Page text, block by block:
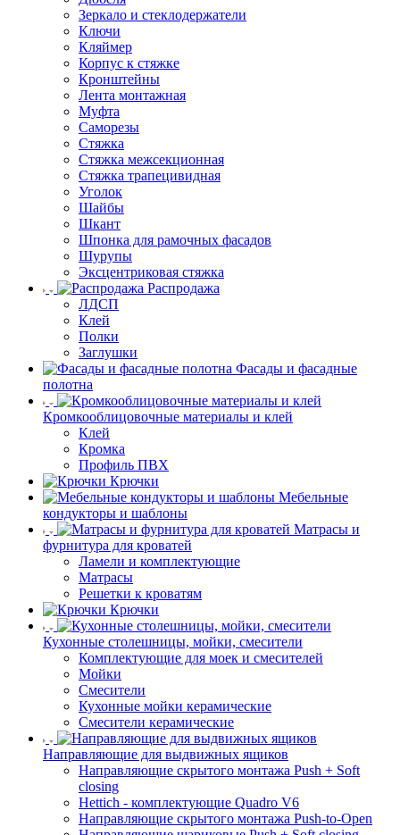
Зеркало и стеклодержатели
Ключи
Кляймер
Корпус к стяжке
Кронштейны
Лента монтажная
Муфта
Саморезы
Стяжка
Стяжка межсекционная
Стяжка трапецивидная
Уголок
Шайбы
Шкант
Шпонка для рамочных фасадов
Шурупы
Эксцентриковая стяжка
Распродажа
ЛДСП
Клей
Полки
Заглушки
Фасады и фасадные
полотна
Кромкооблицовочные материалы и клей
Клей
Кромка
Профиль ПВХ
Крючки
Мебельные
кондукторы и шаблоны
Матрасы и
фурнитура для кроватей
Ламели и комплектующие
Матрасы
Решетки к кроватям
Крючки
Кухонные столешницы, мойки, смесители
Комплектующие для моек и смесителей
Мойки
Смесители
Кухонные мойки керамические
Смесители керамические
Направляющие для выдвижных ящиков
Направляющие скрытого монтажа Push + Soft
closing
Hettich - комплектующие Quadro V6
Направляющие скрытого монтажа Push-to-Open